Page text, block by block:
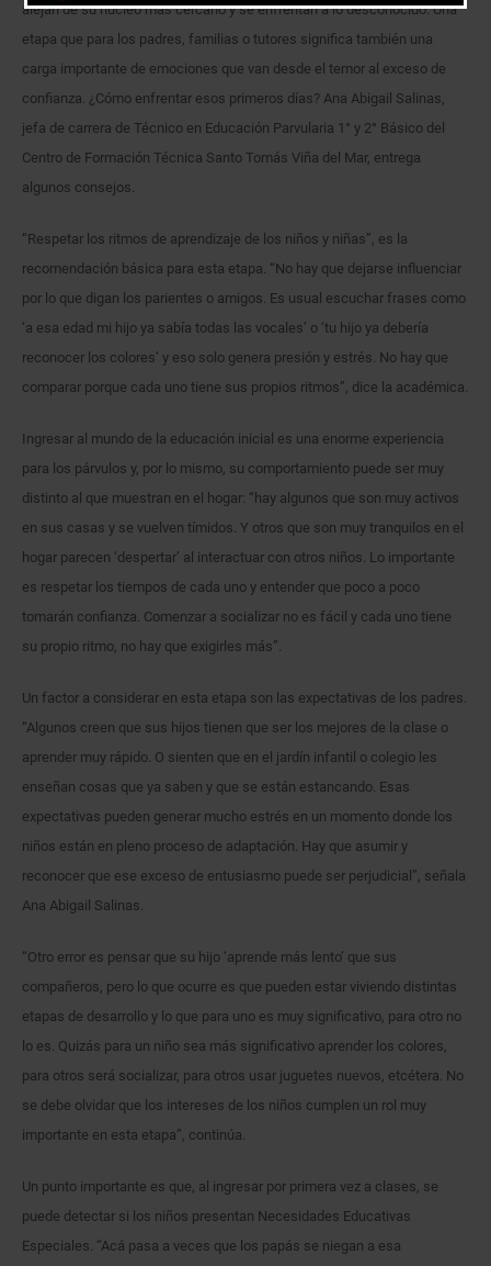
alejan de su núcleo más cercano y se enfrentan a lo desconocido. Una
etapa que para los padres, familias o tutores significa también una
carga importante de emociones que van desde el temor al exceso de
confianza. ¿Cómo enfrentar esos primeros días? Ana Abigail Salinas,
jefa de carrera de Técnico en Educación Parvularia 1° y 2° Básico del
Centro de Formación Técnica Santo Tomás Viña del Mar, entrega
algunos consejos.
“Respetar los ritmos de aprendizaje de los niños y niñas”, es la
recomendación básica para esta etapa. “No hay que dejarse influenciar
por lo que digan los parientes o amigos. Es usual escuchar frases como
‘a esa edad mi hijo ya sabía todas las vocales’ o ‘tu hijo ya debería
reconocer los colores’ y eso solo genera presión y estrés. No hay que
comparar porque cada uno tiene sus propios ritmos”, dice la académica.
Ingresar al mundo de la educación inicial es una enorme experiencia
para los párvulos y, por lo mismo, su comportamiento puede ser muy
distinto al que muestran en el hogar: “hay algunos que son muy activos
en sus casas y se vuelven tímidos. Y otros que son muy tranquilos en el
hogar parecen ‘despertar’ al interactuar con otros niños. Lo importante
es respetar los tiempos de cada uno y entender que poco a poco
tomarán confianza. Comenzar a socializar no es fácil y cada uno tiene
su propio ritmo, no hay que exigirles más”.
Un factor a considerar en esta etapa son las expectativas de los padres.
“Algunos creen que sus hijos tienen que ser los mejores de la clase o
aprender muy rápido. O sienten que en el jardín infantil o colegio les
enseñan cosas que ya saben y que se están estancando. Esas
expectativas pueden generar mucho estrés en un momento donde los
niños están en pleno proceso de adaptación. Hay que asumir y
reconocer que ese exceso de entusiasmo puede ser perjudicial”, señala
Ana Abigail Salinas.
“Otro error es pensar que su hijo ‘aprende más lento’ que sus
compañeros, pero lo que ocurre es que pueden estar viviendo distintas
etapas de desarrollo y lo que para uno es muy significativo, para otro no
lo es. Quizás para un niño sea más significativo aprender los colores,
para otros será socializar, para otros usar juguetes nuevos, etcétera. No
se debe olvidar que los intereses de los niños cumplen un rol muy
importante en esta etapa”, continúa.
Un punto importante es que, al ingresar por primera vez a clases, se
puede detectar si los niños presentan Necesidades Educativas
Especiales. “Acá pasa a veces que los papás se niegan a esa